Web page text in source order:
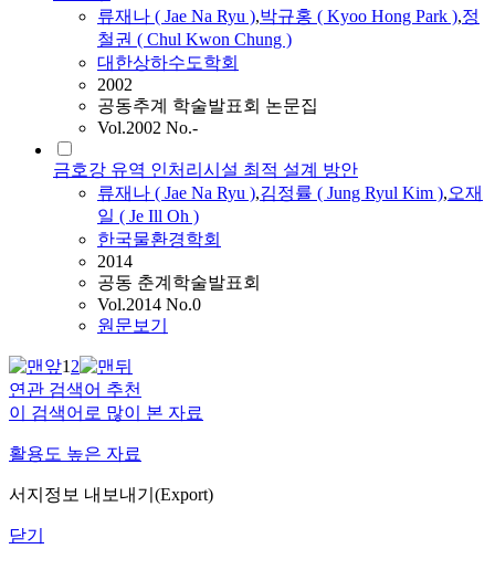
류재나 ( Jae Na Ryu ),박규홍 ( Kyoo Hong Park ),정
철권 ( Chul Kwon Chung )
대한상하수도학회
2002
공동추계 학술발표회 논문집
Vol.2002 No.-
금호강 유역 인처리시설 최적 설계 방안
류재나 ( Jae Na Ryu ),김정률 ( Jung Ryul Kim ),오재
일 ( Je Ill Oh )
한국물환경학회
2014
공동 춘계학술발표회
Vol.2014 No.0
원문보기
12
연관 검색어 추천
이 검색어로 많이 본 자료
활용도 높은 자료
서지정보 내보내기(Export)
닫기